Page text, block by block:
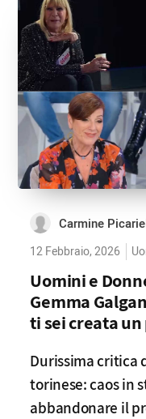
Carmine
12 Febbraio, 2026
Uomini e
Gemma
ti sei creata
Durissima critica
torinese: caos in
abbandonare il